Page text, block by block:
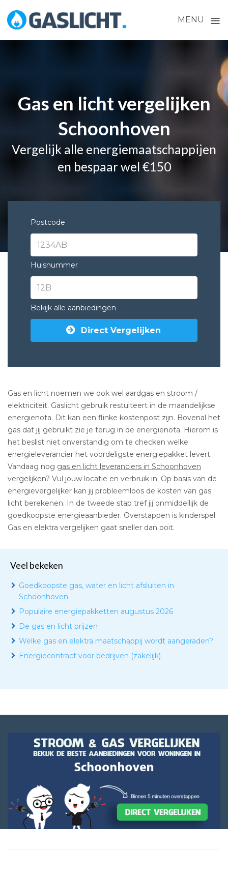
MENU ≡
Skip
to
content
Gas en licht vergelijken
Schoonhoven
Vergelijk alle energiemaatschappijen
en bespaar wel €150
Postcode
Huisnummer
Bekijk alle aanbiedingen
Direct Vergelijken
Gas en licht noemen we ook wel aardgas en stroom /
elektriciteit. Gaslicht gebruik restulteert in de maandelijkse
energienota. Dit kan een flinke kostenpost zijn. Bovenal het
gas dat jij gebruikt zie je terug in de energienota. Hierom is
het beslist niet onverstandig om te checken welke
energieleverancier het voordeligste energiepakket levert.
Vandaag nog gas en licht leveranciers in Schoonhoven
vergelijken? Vul jouw locatie en verbruik in. Op basis van de
energievergelijker kan jij probleemloos de kosten van gas
licht berekenen. In de tweede stap tref jij onmiddellijk de
goedkoopste energieaanbieder. Overstappen is kinderspel.
Gas en elektra vergelijken gaat sneller dan ooit.
Veel bekeken
Goedkoopste gas, water en licht afsluiten in
Schoonhoven
Populaire energiepakketten augustus 2026
De gas en licht prijzen
Welke gas en elektra maatschappij wordt aangeraden?
Energiecontract voor bedrijven (zakelijk)